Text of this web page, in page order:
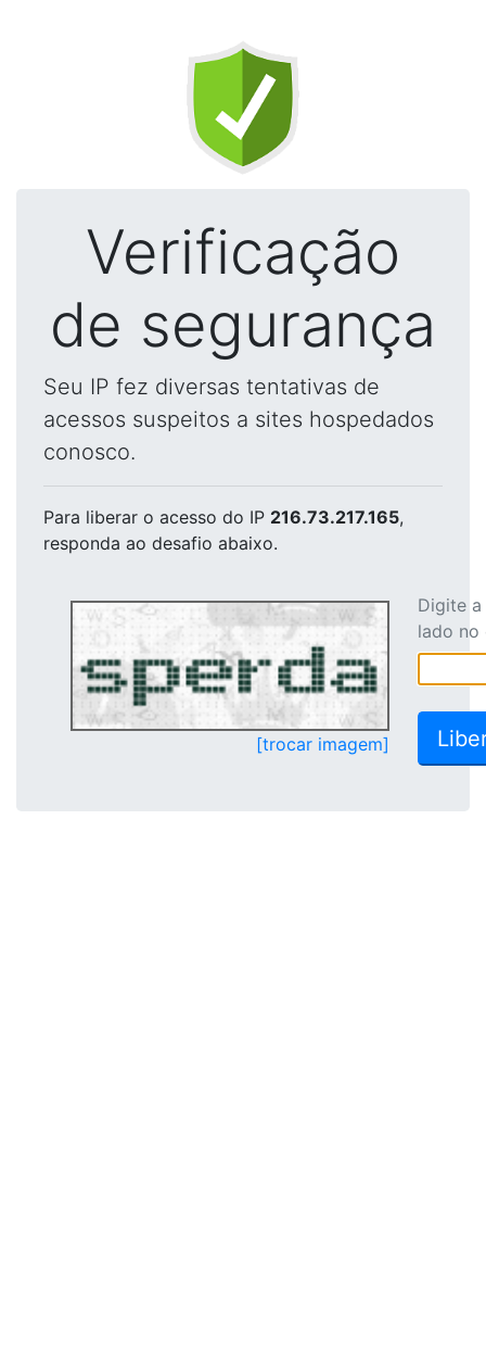
Verificação
de segurança
Seu IP fez diversas tentativas de
acessos suspeitos a sites hospedados
conosco.
Para liberar o acesso do IP 216.73.217.165,
responda ao desafio abaixo.
[trocar imagem]
Digite
lado no